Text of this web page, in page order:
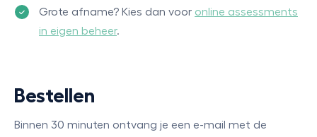
Grote afname? Kies dan voor online assessments
in eigen beheer.
Bestellen
Binnen 30 minuten ontvang je een e-mail met de